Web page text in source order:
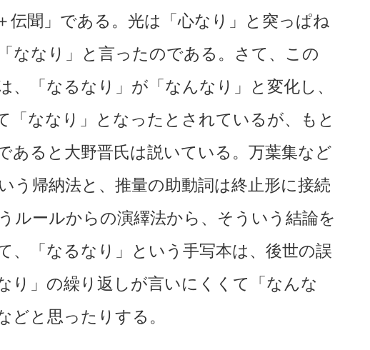
伝聞」である。光は「心なり」と突っぱね
ななり」と言ったのである。さて、この
、「なるなり」が「なんなり」と変化し、
「ななり」となったとされているが、もと
あると大野晋氏は説いている。万葉集など
う帰納法と、推量の助動詞は終止形に接続
ルールからの演繹法から、そういう結論を
、「なるなり」という手写本は、後世の誤
り」の繰り返しが言いにくくて「なんな
どと思ったりする。